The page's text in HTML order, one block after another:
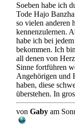
Soeben habe ich
Tode Hajo
so vielen anderen
kennenzulernen.
habe ich bei
bekommen. Ich
all denen von
Sinne fortführen
Angehörigen und
haben, diese
überstehen. In
von Gaby am